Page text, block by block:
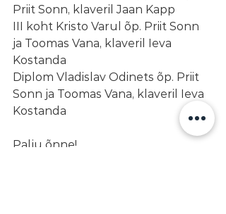
Priit Sonn, klaveril Jaan Kapp
III koht Kristo Varul õp. Priit Sonn
ja Toomas Vana, klaveril Ieva
Kostanda
Diplom Vladislav Odinets õp. Priit
Sonn ja Toomas Vana, klaveril Ieva
Kostanda
Palju õnne!